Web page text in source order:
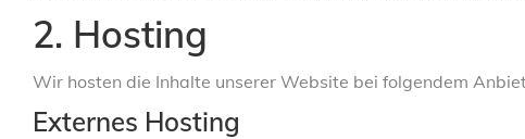
2. Hosting
Wir hosten die Inhalte unserer Website bei folgendem
Externes Hosting